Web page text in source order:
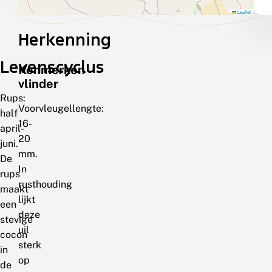
Leaflet
Levenscyclus
Rups:
half
april-
juni.
De
rups
maakt
een
stevige
cocon
in
de
Herkenning
Kenmerken
vlinder
Voorvleugellengte:
16-
20
mm.
In
rusthouding
lijkt
deze
uil
sterk
op